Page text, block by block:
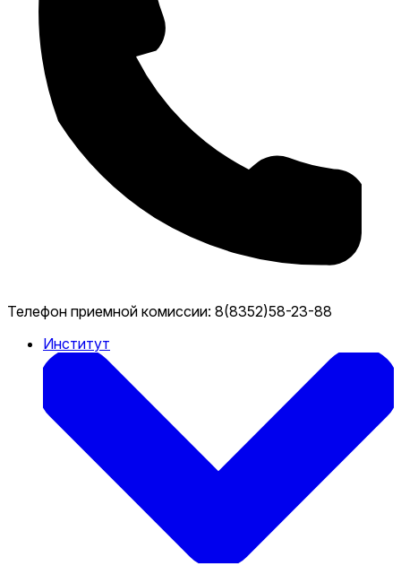
Телефон приемной комиссии: 8(8352)58-23-88
Институт